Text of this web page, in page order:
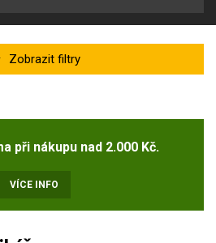
při nákupu nad 2.000 Kč.
VÍCE INFO